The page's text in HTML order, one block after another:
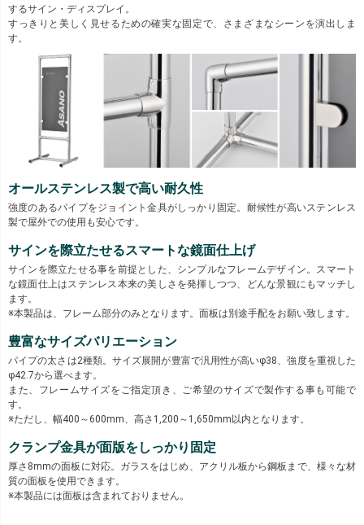
するサイン・ディスプレイ。
すっきりと美しく見せるための確実な固定で、さまざまなシーンを演出しま
す。
オールステンレス製で高い耐久性
強度のあるパイプをジョイント金具がしっかり固定。耐候性が高いステンレス
製で屋外での使用も安心です。
サインを際立たせるスマートな鏡面仕上げ
サインを際立たせる事を前提とした、シンプルなフレームデザイン。スマート
な鏡面仕上はステンレス本来の美しさを発揮しつつ、どんな景観にもマッチし
ます。
※本製品は、フレーム部分のみとなります。面板は別途手配をお願い致します。
豊富なサイズバリエーション
パイプの太さは2種類。サイズ展開が豊富で汎用性が高いφ38、強度を重視した
φ42.7から選べます。
また、フレームサイズをご指定頂き、ご希望のサイズで製作する事も可能で
す。
※ただし、幅400～600mm、高さ1,200～1,650mm以内となります。
クランプ金具が面版をしっかり固定
厚さ8mmの面板に対応。ガラスをはじめ、アクリル板から鋼板まで、様々な材
質の面板を使用できます。
※本製品には面板は含まれておりません。